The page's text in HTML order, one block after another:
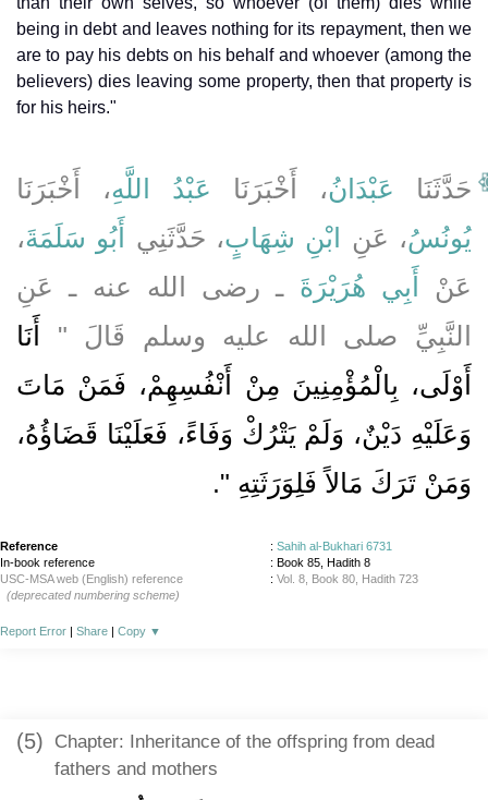
being in debt and leaves nothing for its repayment, then we
are to pay his debts on his behalf and whoever (among the
believers) dies leaving some property, then that property is
for his heirs."
حَدَّثَنَا عَبْدَانُ، أَخْبَرَنَا عَبْدُ اللَّهِ، أَخْبَرَنَا
يُونُسُ، عَنِ ابْنِ شِهَابٍ، حَدَّثَنِي أَبُو سَلَمَةَ،
عَنْ
أَبِي هُرَيْرَةَ ـ رضى الله عنه ـ عَنِ
النَّبِيِّ صلى الله عليه وسلم قَالَ ‏"‏
أَنَا
أَوْلَى، بِالْمُؤْمِنِينَ مِنْ أَنْفُسِهِمْ، فَمَنْ مَاتَ
وَعَلَيْهِ دَيْنٌ، وَلَمْ يَتْرُكْ وَفَاءً، فَعَلَيْنَا قَضَاؤُهُ،
وَمَنْ تَرَكَ مَالاً فَلِوَرَثَتِهِ ‏"‏‏.‏
Reference : Sahih al-Bukhari 6731
In-book reference
: Book 85, Hadith 8
USC-MSA web (English) reference
: Vol. 8, Book 80, Hadith 723
(deprecated numbering scheme)
Report Error | Share | Copy ▼
(5) Chapter: Inheritance of the offspring from dead
fathers and mothers